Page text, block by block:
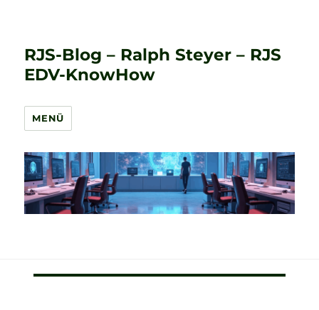
RJS-Blog – Ralph Steyer – RJS
EDV-KnowHow
MENÜ